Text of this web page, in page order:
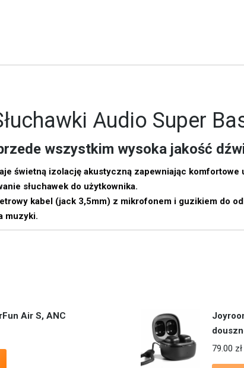
Audio Super
wszystkim wysoka jakość
świetną izolację akustyczną zapewniając komfortowe
słuchawek do użytkownika.
kabel (jack 3,5mm) z mikrofonem i guzikiem do
muzyki.
Air S, ANC
79.00 zł